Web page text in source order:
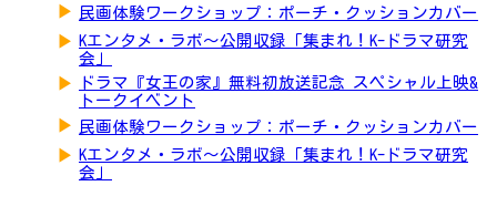
▶ 民画体験ワークショップ：ポーチ・クッションカバー
▶ Kエンタメ・ラボ～公開収録「集まれ！K-ドラマ研究
会」
▶
ドラマ『女王の家』無料初放送記念 スペシャル上映&
トークイベント
▶ 民画体験ワークショップ：ポーチ・クッションカバー
▶ Kエンタメ・ラボ～公開収録「集まれ！K-ドラマ研究
会」